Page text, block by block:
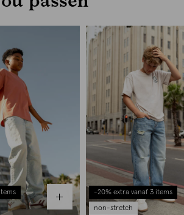
-20% extra vanaf 3 items
non-stretch